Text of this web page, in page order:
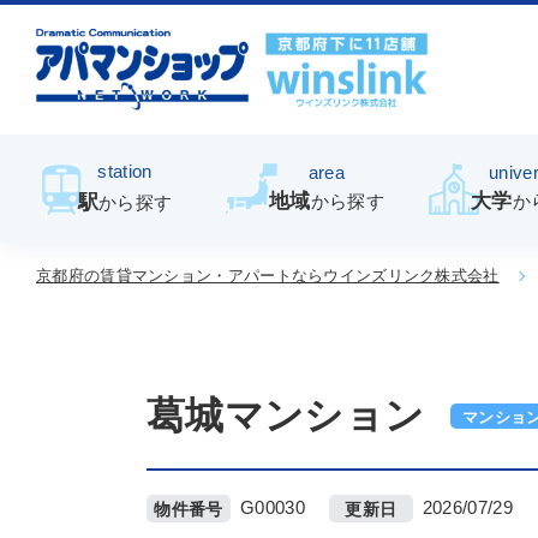
station
駅から探す
area
地域から探す 大学か
京都府の賃貸マンション・アパートならウインズリンク株式会社
マンショ
葛城マンション
物件番号 G00030 更新日 2026/07/29